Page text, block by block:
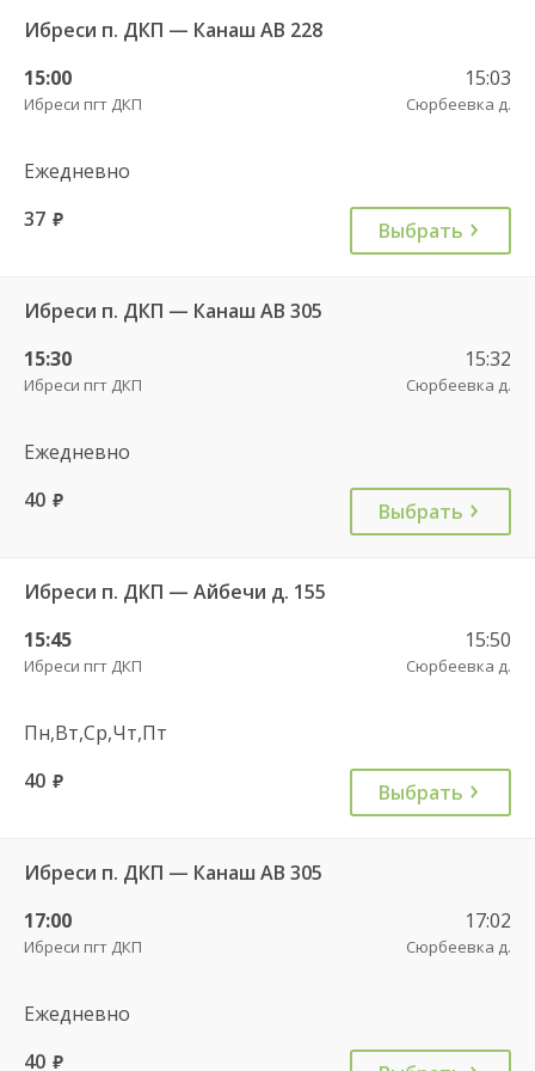
Ибреси п. ДКП — Канаш АВ 228
15:00
Ибреси пгт ДКП
15:03
Сюрбеевка д.
Ежедневно
37 руб. Выбрать
Ибреси п. ДКП — Канаш АВ 305
15:30
Ибреси пгт ДКП
15:32
Сюрбеевка д.
Ежедневно
40 руб. Выбрать
Ибреси п. ДКП — Айбечи д. 155
15:45
Ибреси пгт ДКП
15:50
Сюрбеевка д.
Пн,Вт,Ср,Чт,Пт
40 руб. Выбрать
Ибреси п. ДКП — Канаш АВ 305
17:00
Ибреси пгт ДКП
17:02
Сюрбеевка д.
Ежедневно
40 руб.